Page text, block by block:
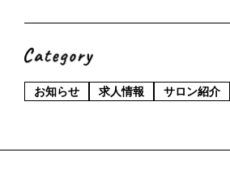
お知らせ 求人情報 サロン紹介